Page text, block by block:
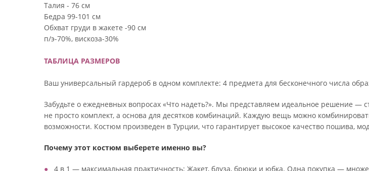
Талия - 76 см
Бедра 99-101 см
Обхват груди в жакете -90 см
п/э-70%, вискоза-30%
ТАБЛИЦА РАЗМЕРОВ
Ваш универсальный гардероб в одном комплекте: 4 предмета для бесконечного числа
Забудьте о ежедневных вопросах «Что надеть?». Мы представляем идеальное решение
не просто комплект, а основа для десятков комбинаций. Каждую вещь можно
возможности. Костюм произведен в Турции, что гарантирует высокое качество пошива,
Почему этот костюм выберете именно вы?
4 в 1 — максимальная практичность: Жакет, блуза, брюки и юбка. Одна покупка —